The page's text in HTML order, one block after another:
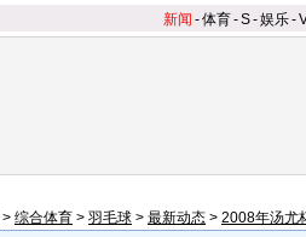
新闻 -体育-S-娱乐-
> 综合体育 > 羽毛球 > 最新动态 > 2008年汤尤